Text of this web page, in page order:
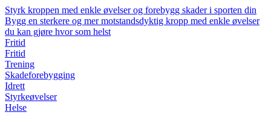
Styrk kroppen med enkle øvelser og forebygg skader i sporten din
Bygg en sterkere og mer motstandsdyktig kropp med enkle øvelser
du kan gjøre hvor som helst
Fritid
Fritid
Trening
Skadeforebygging
Idrett
Styrkeøvelser
Helse